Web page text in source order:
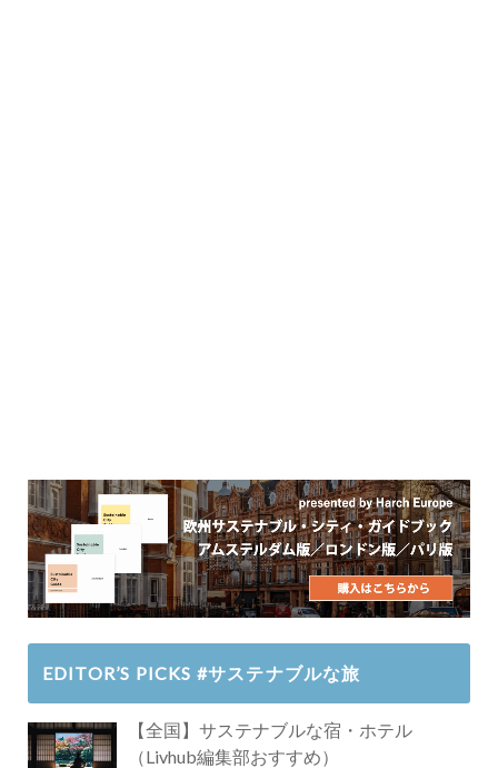
EDITOR’S PICKS #サステナブルな旅
【全国】サステナブルな宿・ホテル
（Livhub編集部おすすめ）